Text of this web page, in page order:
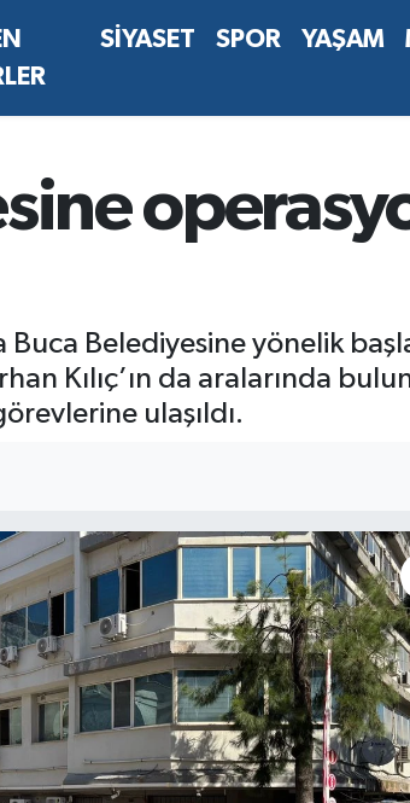
SİYASET SPOR YAŞAM
Buca Belediyesine yönelik
Kılıç’ın da aralarında
ulaşıldı.